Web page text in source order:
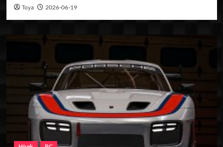
Toya 2026-06-19